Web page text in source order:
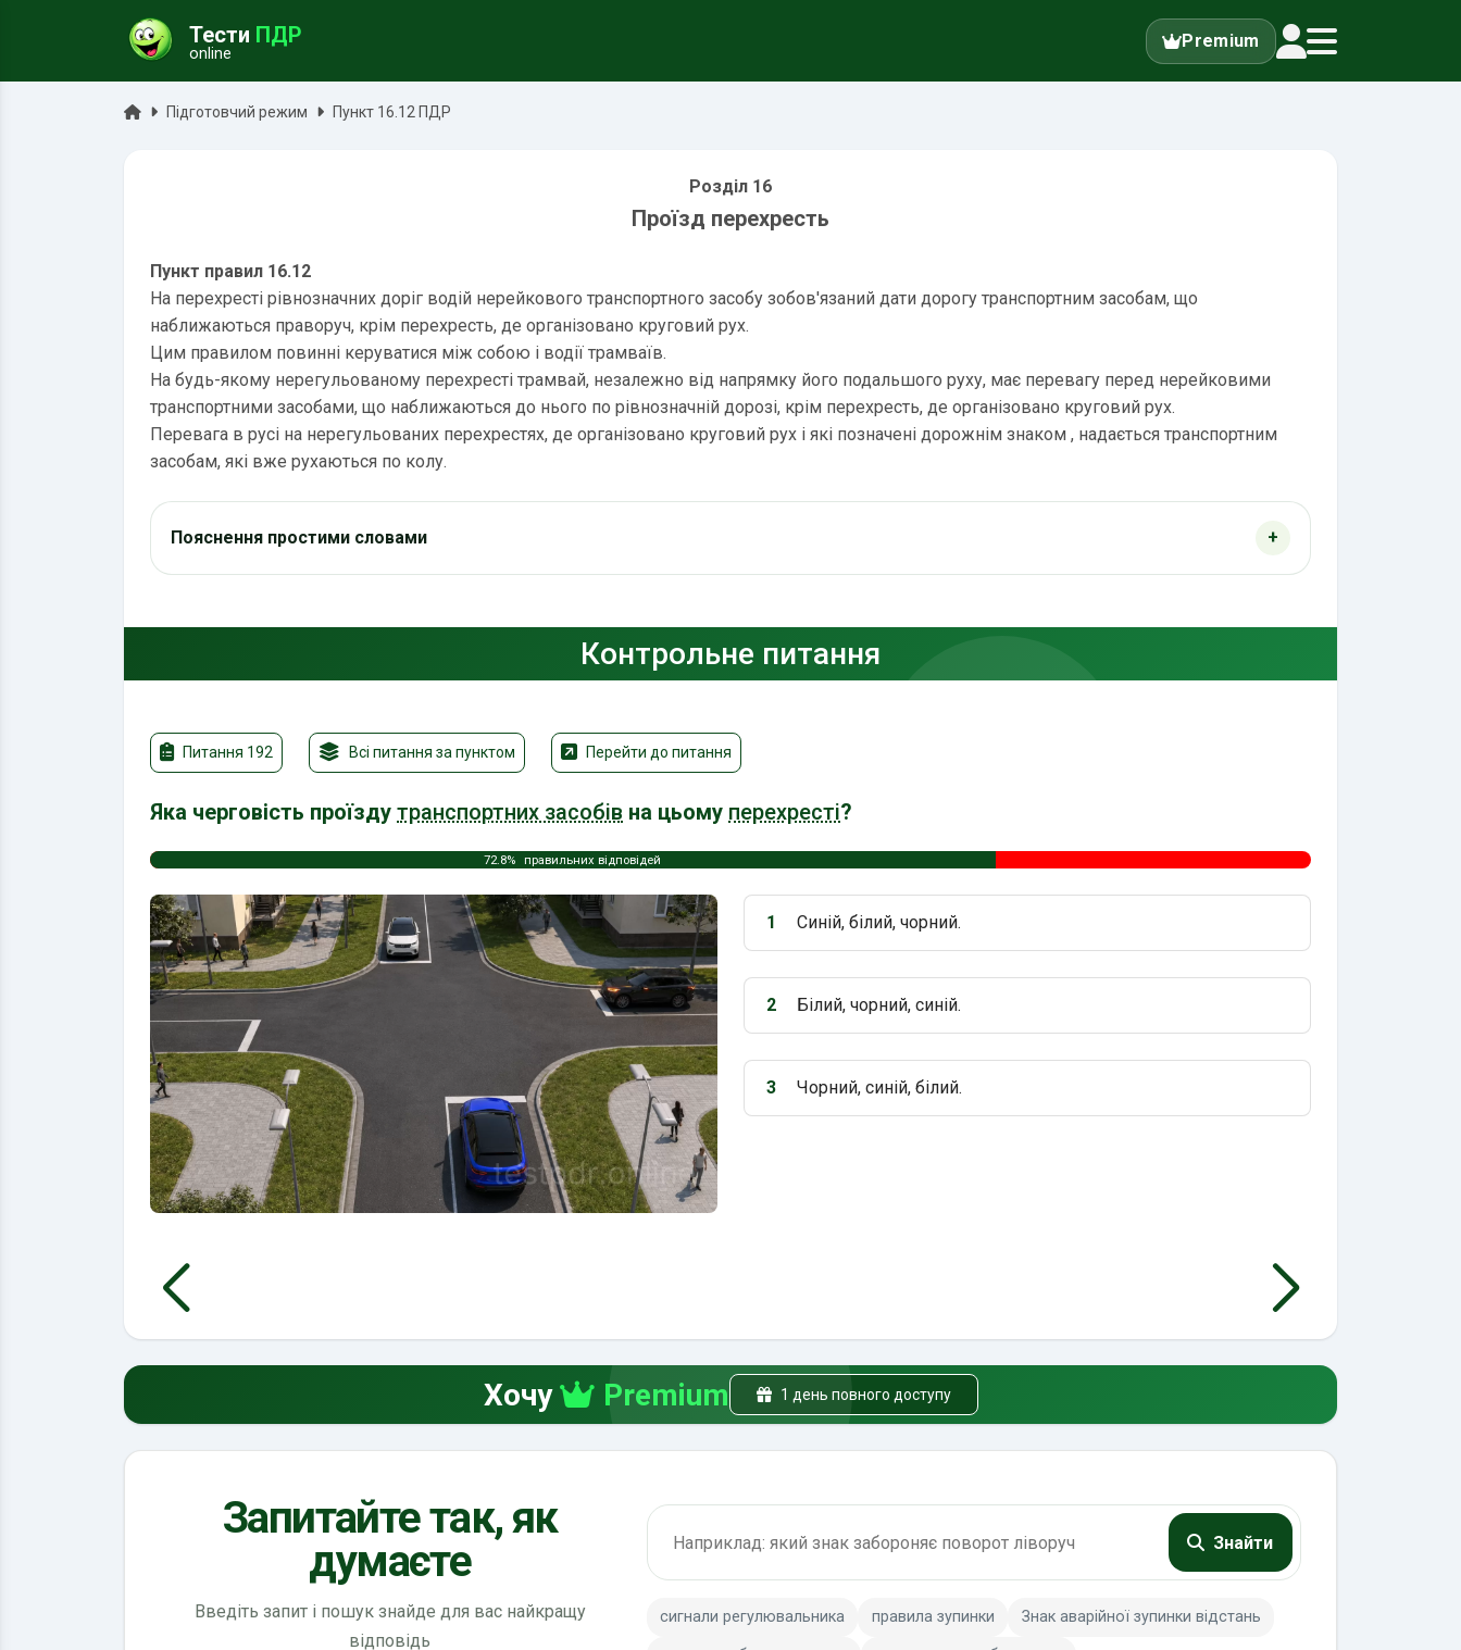
Тести ПДР
online
Premium
ГоловнаПідготовчий режим Пункт 16.12 ПДР
Розділ 16
Проїзд перехресть
Пункт правил 16.12
На перехресті рівнозначних доріг водій нерейкового транспортного засобу зобов'язаний дати дорогу транспортним засобам, що
наближаються праворуч, крім перехресть, де організовано круговий рух.
Цим правилом повинні керуватися між собою і водії трамваїв.
На будь-якому нерегульованому перехресті трамвай, незалежно від напрямку його подальшого руху, має перевагу перед нерейковими
транспортними засобами, що наближаються до нього по рівнозначній дорозі, крім перехресть, де організовано круговий рух.
Перевага в русі на нерегульованих перехрестях, де організовано круговий рух і які позначені дорожнім знаком , надається транспортним
засобам, які вже рухаються по колу.
Пояснення простими словами
Контрольне питання
Питання 192 Всі питання за пунктом Перейти до питання
Яка черговість проїзду транспортних засобів на цьому перехресті?
72.8% правильних відповідей
Варіант 1:
1 Синій, білий, чорний.
Варіант 2:
2 Білий, чорний, синій.
Варіант 3:
3 Чорний, синій, білий.
Хочу Premium 1 день повного доступу
Запитайте так, як
думаєте
Введіть запит і пошук знайде для вас найкращу
відповідь
Знайти
сигнали регулювальника правила зупинки Знак аварійної зупинки відстань